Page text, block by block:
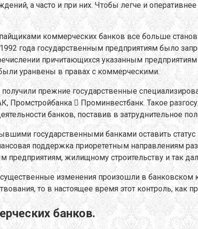
а часто и при них. Чтобы легче и
коммерческих банков все больше
года государственным предприятиям было
причитающихся указанным
уранвены в правах с коммерческими.
прежние государственные
Промстройбанка  Проминвестбанк. Такое
банков, поставив в затруднительное
государственными банками оставить
поддержка приорететным направлениям
предприятиям, жилищному строительству и так
изменения произошли в банковском
то в настоящее время этот контроль,
банков.